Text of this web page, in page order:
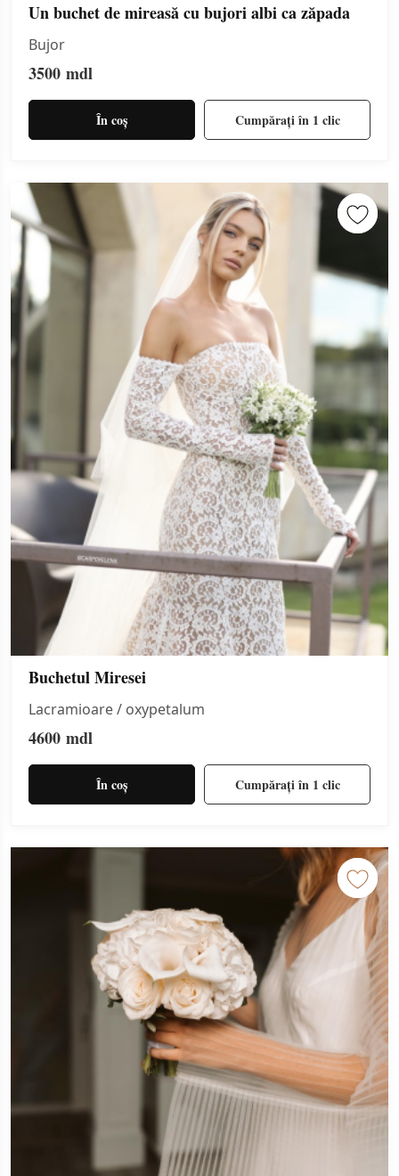
Un buchet de mireasă cu bujori albi ca zăpada
Bujor
3500 mdl
În coș Cumpărați în 1 clic
Buchetul Miresei
Lacramioare / oxypetalum
4600 mdl
În coș Cumpărați în 1 clic